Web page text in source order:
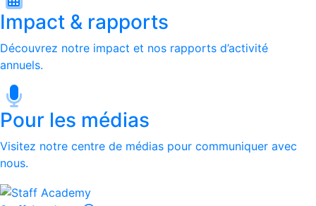
Impact & rapports
Découvrez notre impact et nos rapports d’activité
annuels.
Pour les médias
Visitez notre centre de médias pour communiquer avec
nous.